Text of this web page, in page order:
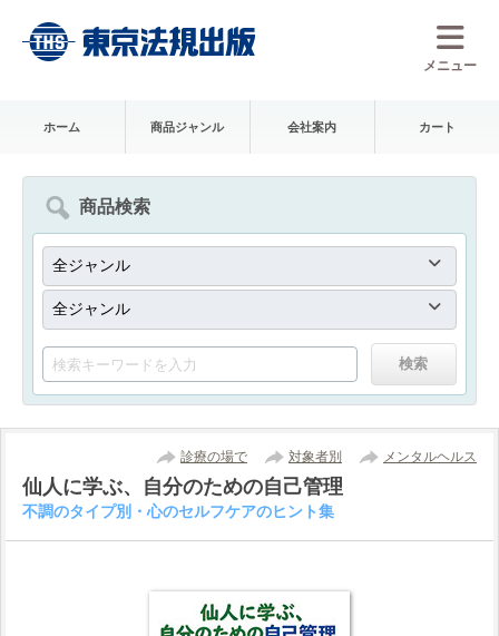
メニュー
ホーム 商品ジャンル 会社案内 カート
商品検索
診療の場で 対象者別 メンタルヘルス
仙人に学ぶ、自分のための自己管理
不調のタイプ別・心のセルフケアのヒント集